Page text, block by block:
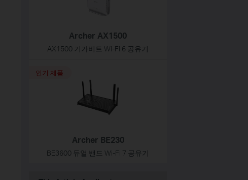
Archer AX1500
AX1500 기가비트 Wi-Fi 6 공유기
Archer BE230
BE3600 듀얼 밴드 Wi-Fi 7 공유기
인기 제품